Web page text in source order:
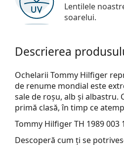
Lentilele
soarelui.
Descrierea
Ochelarii Tommy Hilfiger
de renume mondial este
sale de roșu, alb și albastru.
primă clasă, în timp ce
Tommy Hilfiger TH 1989 003
Descoperă cum ți se